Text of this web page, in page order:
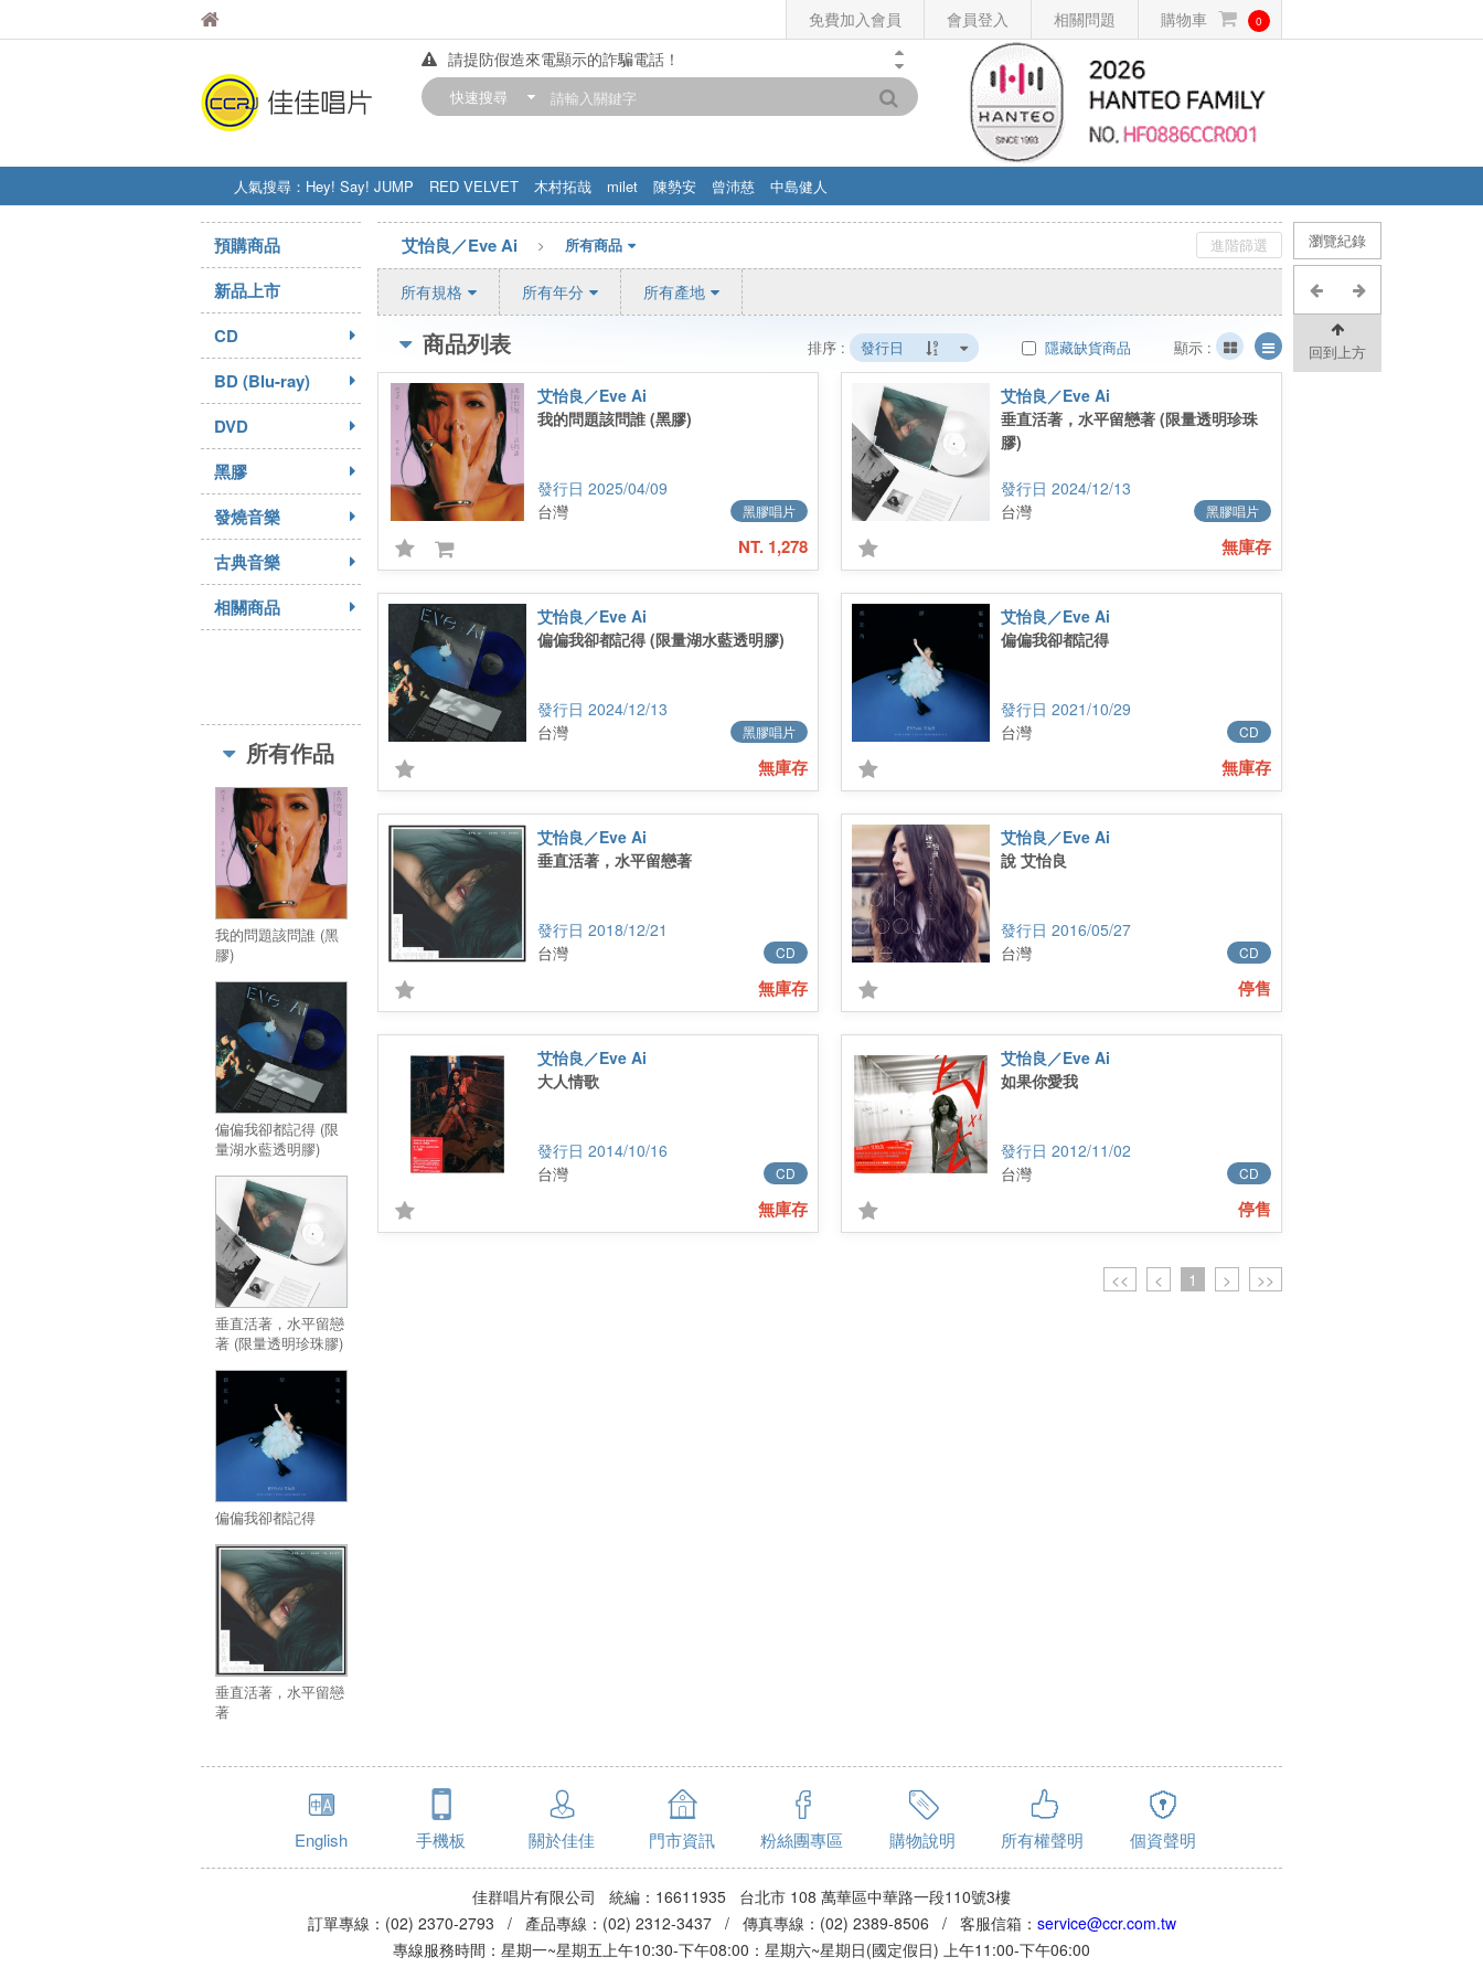
免費加入會員 會員登入 相關問題 購物車 0
佳佳唱片
請提防假造來電顯示的詐騙電話！
【中華門市營業時間調整公告】
快速搜尋
人氣搜尋： Hey! Say! JUMP RED VELVET 木村拓哉 milet 陳勢安 曾沛慈
中島健人
STRAY KIDS
盧廣仲 周杰伦
瀏覽紀錄
回到上方
預購商品
新品上市
CD
BD (Blu-ray)
DVD
黑膠
發燒音樂
古典音樂
相關商品
所有作品
我的問題該問誰 (黑
膠)
偏偏我卻都記得 (限
量湖水藍透明膠)
垂直活著，水平留戀
著 (限量透明珍珠膠)
偏偏我卻都記得
垂直活著，水平留戀
著
進階篩選
艾怡良／Eve Ai 所有商品
所有規格 所有年分 所有產地
排序 : 發行日 隱藏缺貨商品 顯示 :
商品列表
艾怡良／Eve Ai
我的問題該問誰 (黑膠)
2025/04/09
黑膠唱片
台灣
NT. 1,278
艾怡良／Eve Ai
垂直活著，水平留戀著 (限量透明珍珠
膠)
2024/12/13
黑膠唱片
台灣
無庫存
艾怡良／Eve Ai
偏偏我卻都記得 (限量湖水藍透明膠)
2024/12/13
黑膠唱片
台灣
無庫存
艾怡良／Eve Ai
偏偏我卻都記得
2021/10/29
CD
台灣
無庫存
艾怡良／Eve Ai
垂直活著，水平留戀著
2018/12/21
CD
台灣
無庫存
艾怡良／Eve Ai
說 艾怡良
2016/05/27
CD
台灣
停售
艾怡良／Eve Ai
大人情歌
2014/10/16
CD
台灣
無庫存
艾怡良／Eve Ai
如果你愛我
2012/11/02
CD
台灣
停售
<< < 1 > >>
English 手機板 關於佳佳 門市資訊 粉絲團專區 購物說明 所有權聲明 個資聲明
佳群唱片有限公司 統編：16611935 台北市 108 萬華區中華路一段110號3樓
訂單專線：(02) 2370-2793 / 產品專線：(02) 2312-3437 / 傳真專線：(02) 2389-8506 / 客服信箱： service@ccr.com.tw
專線服務時間：星期一~星期五上午10:30-下午08:00：星期六~星期日(國定假日) 上午11:00-下午06:00